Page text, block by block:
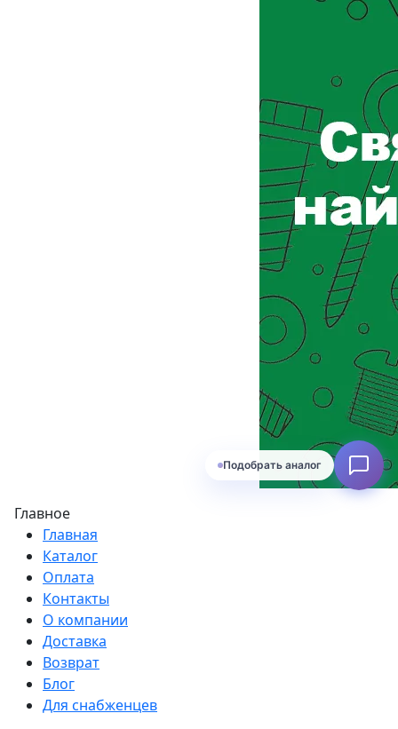
Главное
Главная
Каталог
Оплата
Контакты
О компании
Доставка
Возврат
Блог
Для снабженцев
Подобрать аналог